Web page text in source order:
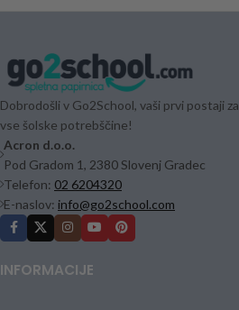
Dobrodošli v Go2School, vaši prvi postaji za
vse šolske potrebščine!
Acron d.o.o.
Pod Gradom 1, 2380 Slovenj Gradec
Telefon: 02 6204320
E-naslov: info@go2school.com
INFORMACIJE